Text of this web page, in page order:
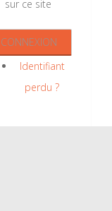
sur ce site
Identifiant
perdu ?